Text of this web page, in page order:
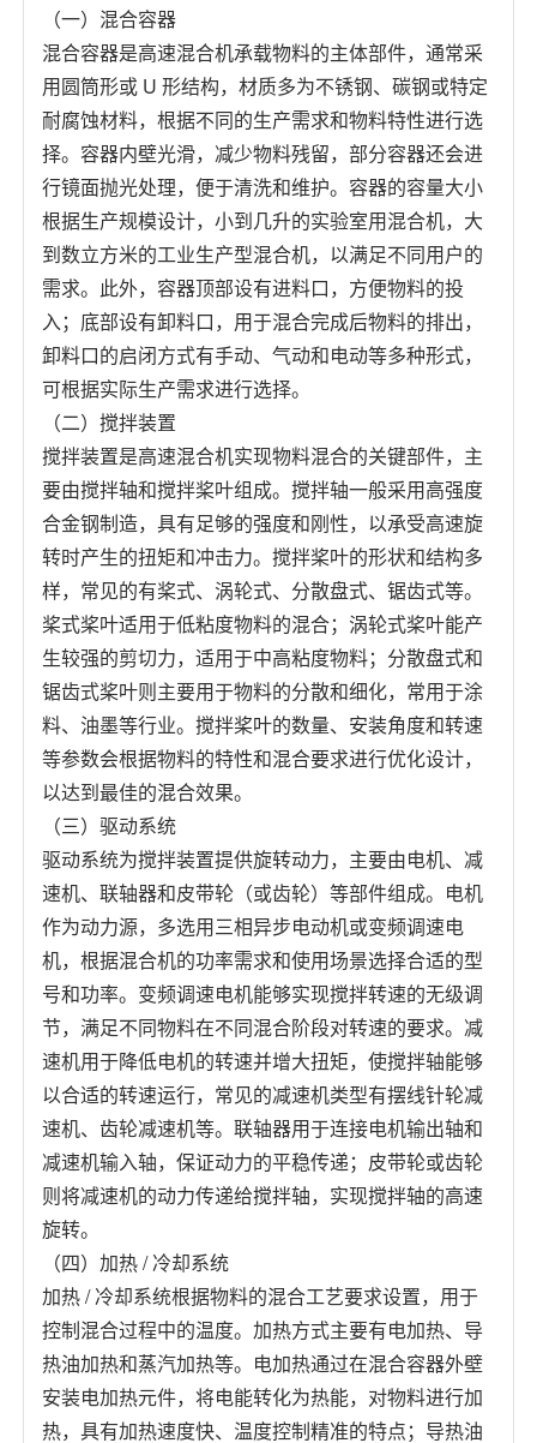
（一）混合容器
混合容器是高速混合机承载物料的主体部件，通常采
用圆筒形或 U 形结构，材质多为不锈钢、碳钢或特定
耐腐蚀材料，根据不同的生产需求和物料特性进行选
择。容器内壁光滑，减少物料残留，部分容器还会进
行镜面抛光处理，便于清洗和维护。容器的容量大小
根据生产规模设计，小到几升的实验室用混合机，大
到数立方米的工业生产型混合机，以满足不同用户的
需求。此外，容器顶部设有进料口，方便物料的投
入；底部设有卸料口，用于混合完成后物料的排出，
卸料口的启闭方式有手动、气动和电动等多种形式，
可根据实际生产需求进行选择。
（二）搅拌装置
搅拌装置是高速混合机实现物料混合的关键部件，主
要由搅拌轴和搅拌桨叶组成。搅拌轴一般采用高强度
合金钢制造，具有足够的强度和刚性，以承受高速旋
转时产生的扭矩和冲击力。搅拌桨叶的形状和结构多
样，常见的有桨式、涡轮式、分散盘式、锯齿式等。
桨式桨叶适用于低粘度物料的混合；涡轮式桨叶能产
生较强的剪切力，适用于中高粘度物料；分散盘式和
锯齿式桨叶则主要用于物料的分散和细化，常用于涂
料、油墨等行业。搅拌桨叶的数量、安装角度和转速
等参数会根据物料的特性和混合要求进行优化设计，
以达到最佳的混合效果。
（三）驱动系统
驱动系统为搅拌装置提供旋转动力，主要由电机、减
速机、联轴器和皮带轮（或齿轮）等部件组成。电机
作为动力源，多选用三相异步电动机或变频调速电
机，根据混合机的功率需求和使用场景选择合适的型
号和功率。变频调速电机能够实现搅拌转速的无级调
节，满足不同物料在不同混合阶段对转速的要求。减
速机用于降低电机的转速并增大扭矩，使搅拌轴能够
以合适的转速运行，常见的减速机类型有摆线针轮减
速机、齿轮减速机等。联轴器用于连接电机输出轴和
减速机输入轴，保证动力的平稳传递；皮带轮或齿轮
则将减速机的动力传递给搅拌轴，实现搅拌轴的高速
旋转。
（四）加热 / 冷却系统
加热 / 冷却系统根据物料的混合工艺要求设置，用于
控制混合过程中的温度。加热方式主要有电加热、导
热油加热和蒸汽加热等。电加热通过在混合容器外壁
安装电加热元件，将电能转化为热能，对物料进行加
热，具有加热速度快、温度控制精准的特点；导热油